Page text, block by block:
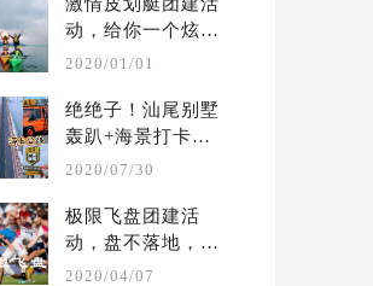
动，给你一个炫酷
的水上团建 | 夏季
2020/01/01
绝绝子！汕尾别墅
轰趴+海景打卡两
天一夜团建攻略
2020/07/30
极限飞盘团建活
动，盘不落地，永
不放弃  | 户外团建
2020/04/07